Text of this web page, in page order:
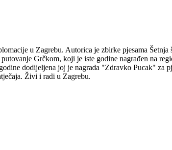
u Zagrebu. Autorica je zbirke pjesama
Grčkom, koji je iste godine nagrađen na
dodijeljena joj je nagrada "Zdravko Pucak" za
Živi i radi u Zagrebu.